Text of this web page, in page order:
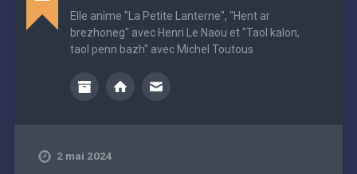
Elle anime "La Petite Lanterne", "Hent ar
brezhoneg" avec Henri Le Naou et "Taol kalon,
taol penn bazh" avec Michel Toutous
2 mai 2024